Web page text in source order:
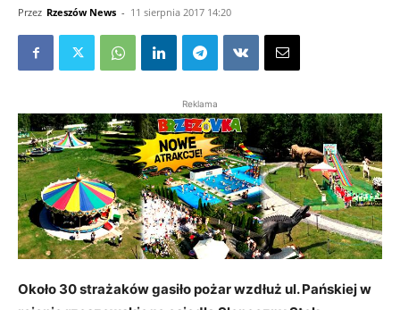
Przez Rzeszów News - 11 sierpnia 2017 14:20
Reklama
Około 30 strażaków gasiło pożar wzdłuż ul. Pańskiej w